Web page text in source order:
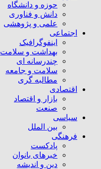
حوزه و دانشگاه
دانش و فناوری
علمی و پژوهشی
اجتماعی
اینفوگرافیک
بهداشت و سلامت
چندرسانه ای
سلامت و جامعه
مطالبه گری
اقتصادی
بازار و اقتصاد
صنعت
سیاسی
بین الملل
فرهنگی
پادکست
خبرهای بانوان
دین و اندیشه